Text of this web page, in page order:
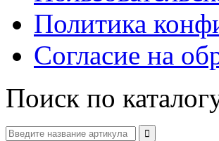
Политика
Согласие на
Поиск по